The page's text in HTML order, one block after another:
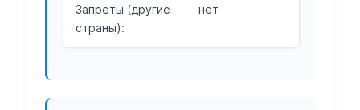
Запреты (другие
страны):
нет